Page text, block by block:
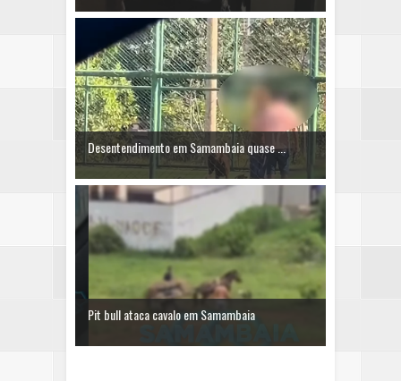
Desentendimento em Samambaia quase ...
Pit bull ataca cavalo em Samambaia